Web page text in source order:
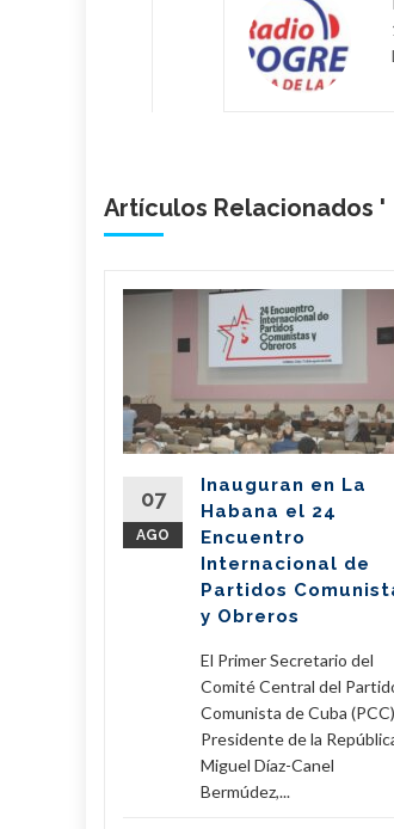
Artículos Relacionados '
07
AGO
Inauguran en La
Habana el 24
Encuentro
Internacional de
Partidos
y Obreros
El Primer Secretario del
Comité Central del
Comunista de Cuba
Presidente de la
Miguel Díaz-Canel
Bermúdez,...